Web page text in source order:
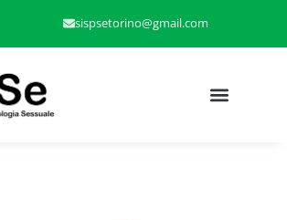
sispsetorino@gmail.com